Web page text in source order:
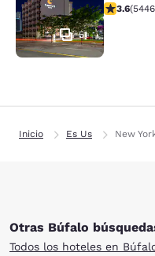
51
3.6(5446
Inicio Es Us New
Otras Búfalo
Todos los hoteles en